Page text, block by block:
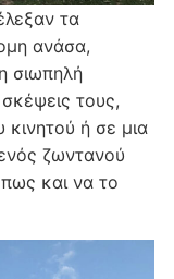
τα
ανάσα,
σιωπηλή
τους,
ή σε μια
ζωντανού
και να το